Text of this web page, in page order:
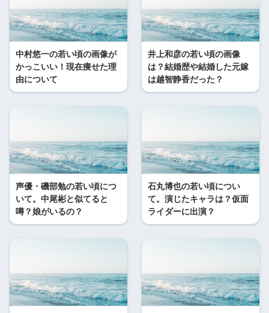
中村悠一の若い頃の画像が
かっこいい！現在痩せた理
由について
井上和彦の若い頃の画像
は？結婚歴や結婚した元嫁
は越智静香だった？
声優・磯部勉の若い頃につ
いて。中尾彬と似てると
噂？娘がいるの？
石丸博也の若い頃につい
て。演じたキャラは？仮面
ライダーに出演？